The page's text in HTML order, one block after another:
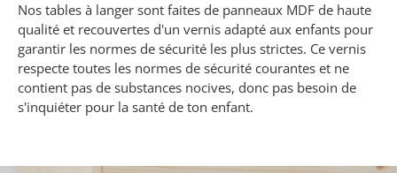
Nos tables à langer sont faites de panneaux MDF de haute
qualité et recouvertes d'un vernis adapté aux enfants pour
garantir les normes de sécurité les plus strictes. Ce vernis
respecte toutes les normes de sécurité courantes et ne
contient pas de substances nocives, donc pas besoin de
s'inquiéter pour la santé de ton enfant.